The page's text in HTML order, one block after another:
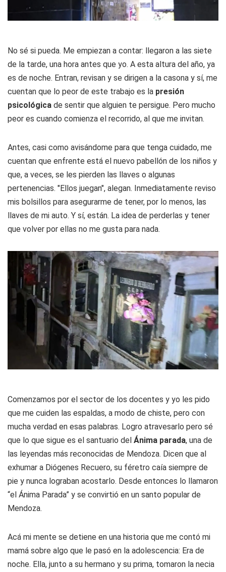
No sé si pueda. Me empiezan a contar: llegaron a las siete
de la tarde, una hora antes que yo. A esta altura del año, ya
es de noche. Entran, revisan y se dirigen a la casona y sí, me
cuentan que lo peor de este trabajo es la presión
psicológica de sentir que alguien te persigue. Pero mucho
peor es cuando comienza el recorrido, al que me invitan.
Antes, casi como avisándome para que tenga cuidado, me
cuentan que enfrente está el nuevo pabellón de los niños y
que, a veces, se les pierden las llaves o algunas
pertenencias. "Ellos juegan", alegan. Inmediatamente reviso
mis bolsillos para asegurarme de tener, por lo menos, las
llaves de mi auto. Y sí, están. La idea de perderlas y tener
que volver por ellas no me gusta para nada.
Comenzamos por el sector de los docentes y yo les pido
que me cuiden las espaldas, a modo de chiste, pero con
mucha verdad en esas palabras. Logro atravesarlo pero sé
que lo que sigue es el santuario del Ánima parada, una de
las leyendas más reconocidas de Mendoza. Dicen que al
exhumar a Diógenes Recuero, su féretro caía siempre de
pie y nunca lograban acostarlo. Desde entonces lo llamaron
“el Ánima Parada” y se convirtió en un santo popular de
Mendoza.
Acá mi mente se detiene en una historia que me contó mi
mamá sobre algo que le pasó en la adolescencia: Era de
noche. Ella, junto a su hermano y su prima, tomaron la necia